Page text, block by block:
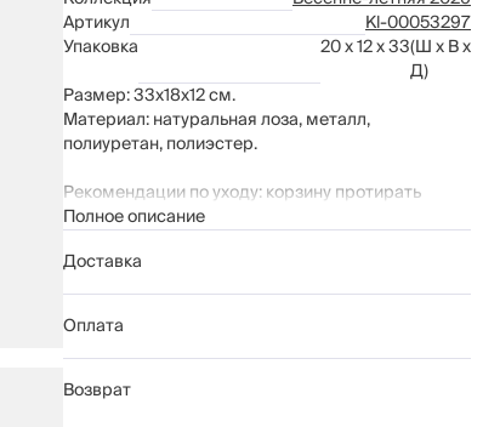
Артикул
Kl-00053297
Упаковка
20 x 12 x 33(Ш x В x
Д)
Размер: 33x18x12 см.
Материал: натуральная лоза, металл,
полиуретан, полиэстер.
Рекомендации по уходу: корзину протирать
мягкой влажной тканью.
Полное описание
Доставка
Оплата
Возврат